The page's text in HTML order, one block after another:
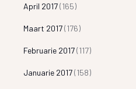
April 2017(165)
Maart 2017(176)
Februarie 2017(117)
Januarie 2017(158)